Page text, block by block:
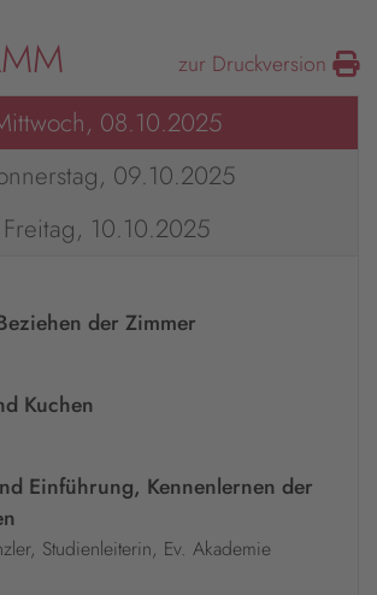
zur Druckversion
08.10.2025
09.10.2025
Freitag, 10.10.2025
der Zimmer
Kuchen
Einführung, Kennenlernen der
Studienleiterin, Ev. Akademie